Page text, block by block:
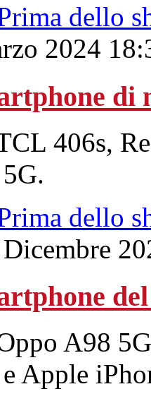
dello
2024
di
406s,
dello
del
A98
Apple